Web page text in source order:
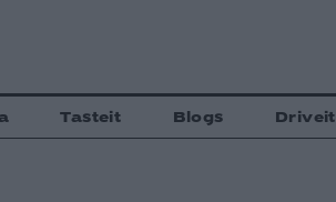
Tasteit Blogs Driveit